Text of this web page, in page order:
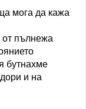
мога да кажа
от пълнежа
бутнахме
и на